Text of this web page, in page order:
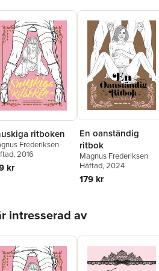
ritboken
Frederiksen
, 2016
kr
En oanständig
ritbok
Magnus Frederiksen
Häftad, 2024
179 kr
intresserad av